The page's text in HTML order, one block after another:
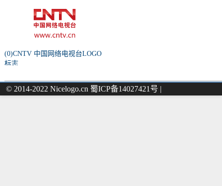
(0)CNTV 中国网络电视台LOGO
标志
© 2014-2022 Nicelogo.cn 蜀ICP备14027421号 |